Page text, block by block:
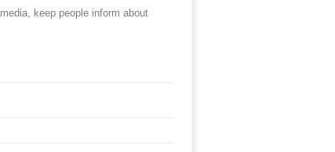
keep people inform about